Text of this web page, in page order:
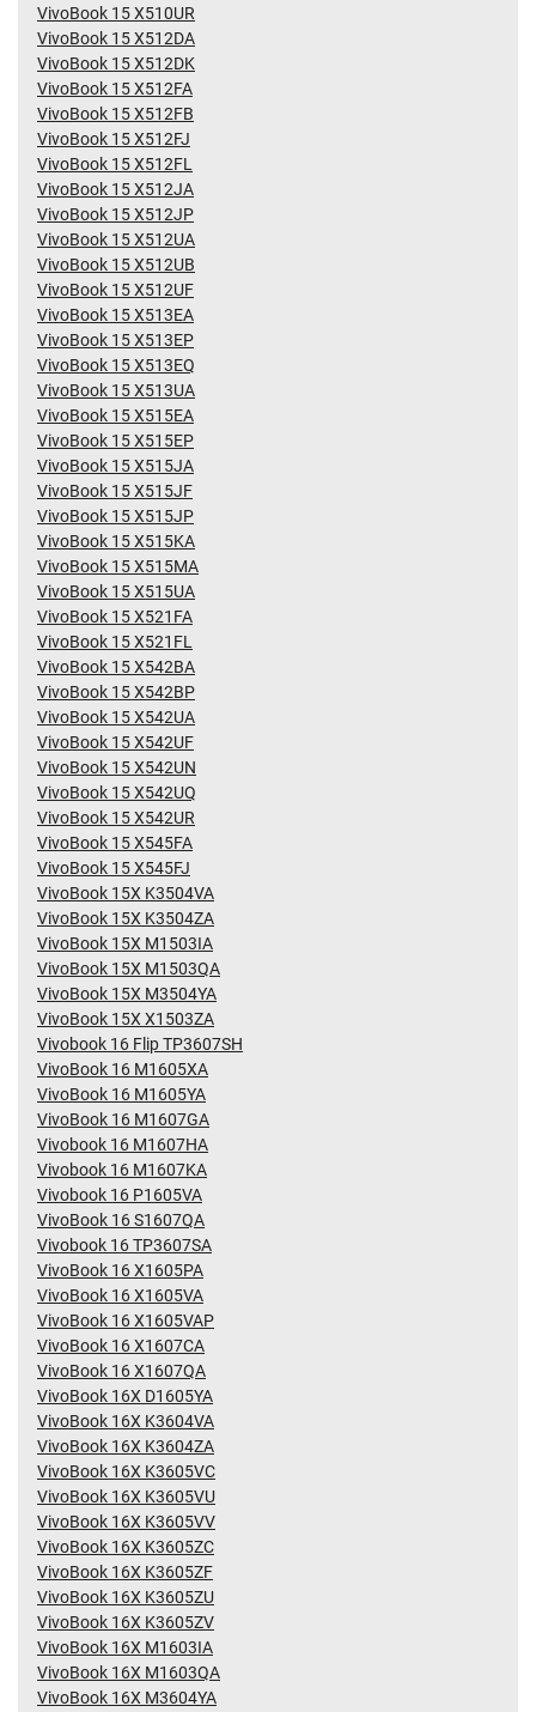
VivoBook 15 X510UR
VivoBook 15 X512DA
VivoBook 15 X512DK
VivoBook 15 X512FA
VivoBook 15 X512FB
VivoBook 15 X512FJ
VivoBook 15 X512FL
VivoBook 15 X512JA
VivoBook 15 X512JP
VivoBook 15 X512UA
VivoBook 15 X512UB
VivoBook 15 X512UF
VivoBook 15 X513EA
VivoBook 15 X513EP
VivoBook 15 X513EQ
VivoBook 15 X513UA
VivoBook 15 X515EA
VivoBook 15 X515EP
VivoBook 15 X515JA
VivoBook 15 X515JF
VivoBook 15 X515JP
VivoBook 15 X515KA
VivoBook 15 X515MA
VivoBook 15 X515UA
VivoBook 15 X521FA
VivoBook 15 X521FL
VivoBook 15 X542BA
VivoBook 15 X542BP
VivoBook 15 X542UA
VivoBook 15 X542UF
VivoBook 15 X542UN
VivoBook 15 X542UQ
VivoBook 15 X542UR
VivoBook 15 X545FA
VivoBook 15 X545FJ
VivoBook 15X K3504VA
VivoBook 15X K3504ZA
VivoBook 15X M1503IA
VivoBook 15X M1503QA
VivoBook 15X M3504YA
VivoBook 15X X1503ZA
Vivobook 16 Flip TP3607SH
VivoBook 16 M1605XA
VivoBook 16 M1605YA
VivoBook 16 M1607GA
Vivobook 16 M1607HA
Vivobook 16 M1607KA
Vivobook 16 P1605VA
VivoBook 16 S1607QA
Vivobook 16 TP3607SA
VivoBook 16 X1605PA
VivoBook 16 X1605VA
VivoBook 16 X1605VAP
VivoBook 16 X1607CA
VivoBook 16 X1607QA
VivoBook 16X D1605YA
VivoBook 16X K3604VA
VivoBook 16X K3604ZA
VivoBook 16X K3605VC
VivoBook 16X K3605VU
VivoBook 16X K3605VV
VivoBook 16X K3605ZC
VivoBook 16X K3605ZF
VivoBook 16X K3605ZU
VivoBook 16X K3605ZV
VivoBook 16X M1603IA
VivoBook 16X M1603QA
VivoBook 16X M3604YA